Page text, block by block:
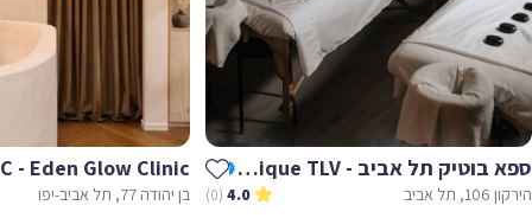
ספא בוטיק תל אביב - Spa Boutique TLV
תל אביב 4.0
(0)
- Eden Glow Clinic
בן יהודה 77, תל אביב-יפו